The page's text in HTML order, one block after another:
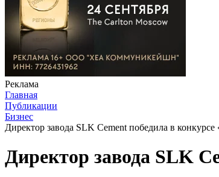
Реклама
Главная
Публикации
Бизнес
Директор завода SLK Cement победила в конкурсе
Директор завода SLK